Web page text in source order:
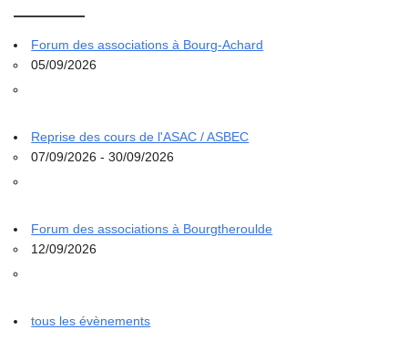
Forum des associations à Bourg-Achard
05/09/2026
Reprise des cours de l'ASAC / ASBEC
07/09/2026 - 30/09/2026
Forum des associations à Bourgtheroulde
12/09/2026
tous les évènements